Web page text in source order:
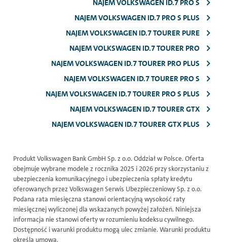
NAJEM VOLKSWAGEN ID.7 PRO S
NAJEM VOLKSWAGEN ID.7 PRO S PLUS
NAJEM VOLKSWAGEN ID.7 TOURER PURE
NAJEM VOLKSWAGEN ID.7 TOURER PRO
NAJEM VOLKSWAGEN ID.7 TOURER PRO PLUS
NAJEM VOLKSWAGEN ID.7 TOURER PRO S
NAJEM VOLKSWAGEN ID.7 TOURER PRO S PLUS
NAJEM VOLKSWAGEN ID.7 TOURER GTX
NAJEM VOLKSWAGEN ID.7 TOURER GTX PLUS
Produkt Volkswagen Bank GmbH Sp. z o.o. Oddział w Polsce. Oferta
obejmuje wybrane modele z rocznika 2025 i 2026 przy skorzystaniu z
ubezpieczenia komunikacyjnego i ubezpieczenia spłaty kredytu
oferowanych przez Volkswagen Serwis Ubezpieczeniowy Sp. z o.o.
Podana rata miesięczna stanowi orientacyjną wysokość raty
miesięcznej wyliczonej dla wskazanych powyżej założeń. Niniejsza
informacja nie stanowi oferty w rozumieniu kodeksu cywilnego.
Dostępność i warunki produktu mogą ulec zmianie. Warunki produktu
określa umowa.